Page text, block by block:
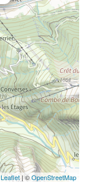
Leaflet | ©OpenStreetMap